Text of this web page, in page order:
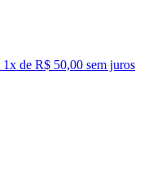
1x de R$ 50,00 sem juros